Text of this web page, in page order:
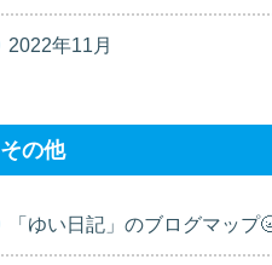
2022年11月
その他
「ゆい日記」のブログマップ